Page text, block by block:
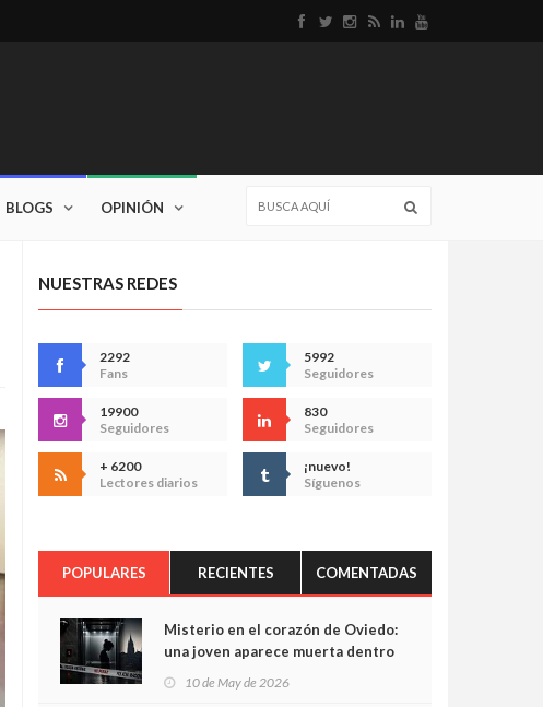
BLOGS OPINIÓN
NUESTRAS REDES
2292
Fans
5992
Seguidores
19900
Seguidores
830
Seguidores
+ 6200
Lectores diarios
¡nuevo!
Síguenos
POPULARES RECIENTES COMENTADAS
Misterio en el corazón de Oviedo:
una joven aparece muerta dentro
cámaras captan sus últimos
10 de May de 2026